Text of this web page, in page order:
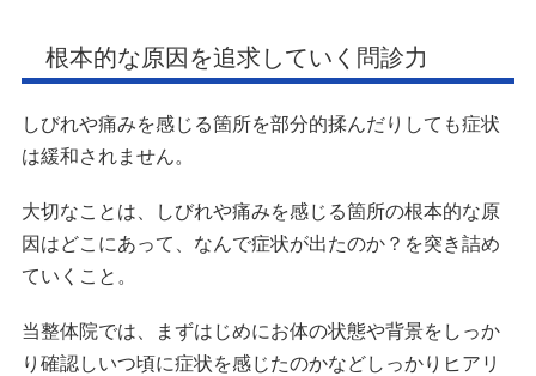
根本的な原因を追求していく問診力
しびれや痛みを感じる箇所を部分的揉んだりしても症状
は緩和されません。
大切なことは、しびれや痛みを感じる箇所の根本的な原
因はどこにあって、なんで症状が出たのか？を突き詰め
ていくこと。
当整体院では、まずはじめにお体の状態や背景をしっか
り確認しいつ頃に症状を感じたのかなどしっかりヒアリ